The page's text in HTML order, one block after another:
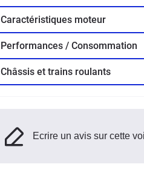
Caractéristiques moteur
Performances / Consommation
Châssis et trains roulants
Ecrire un avis sur cette